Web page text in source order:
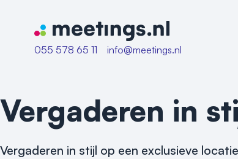
Naar home van Meetings
055 578 65 11
info@meetings.nl
Vergaderen in
Vergaderen in stijl op een exclusieve